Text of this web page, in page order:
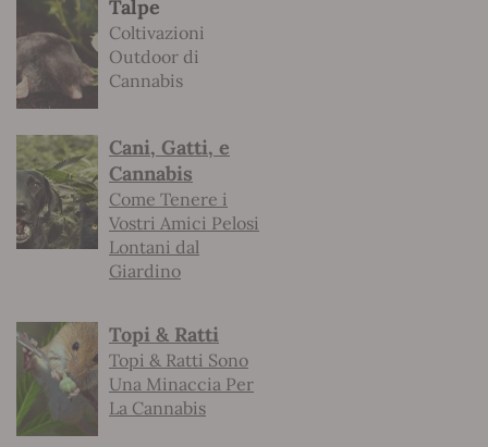
Talpe
Coltivazioni
Outdoor di
Cannabis
Cani, Gatti, e
Cannabis
Come Tenere i
Vostri Amici Pelosi
Lontani dal
Giardino
Topi & Ratti
Topi & Ratti Sono
Una Minaccia Per
La Cannabis